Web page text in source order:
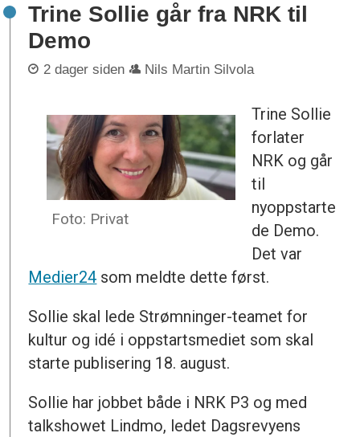
Trine Sollie går fra NRK til
Demo
2 dager siden Nils Martin Silvola
Foto: Privat
Trine Sollie
forlater
NRK og går
til
nyoppstarte
de Demo.
Det var
Medier24 som meldte dette først.
Sollie skal lede Strømninger-teamet for
kultur og idé i oppstartsmediet som skal
starte publisering 18. august.
Sollie har jobbet både i NRK P3 og med
talkshowet Lindmo, ledet Dagsrevyens